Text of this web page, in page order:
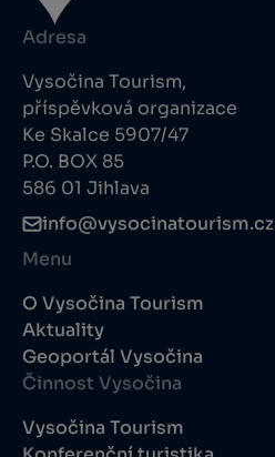
Adresa
Vysočina Tourism,
příspěvková organizace
Ke Skalce 5907/47
P.O. BOX 85
586 01 Jihlava
info@vysocinatourism.cz
Menu
O Vysočina Tourism
Aktuality
Geoportál Vysočina
Činnost Vysočina
Vysočina Tourism